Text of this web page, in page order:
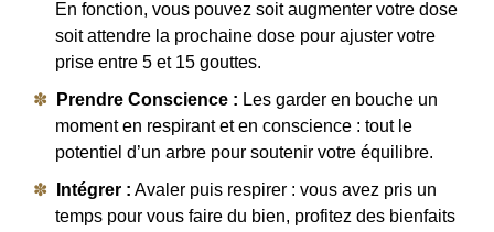
En fonction, vous pouvez soit augmenter votre dose
soit attendre la prochaine dose pour ajuster votre
prise entre 5 et 15 gouttes.
Prendre Conscience : Les garder en bouche un
moment en respirant et en conscience : tout le
potentiel d’un arbre pour soutenir votre équilibre.
Intégrer : Avaler puis respirer : vous avez pris un
temps pour vous faire du bien, profitez des bienfaits